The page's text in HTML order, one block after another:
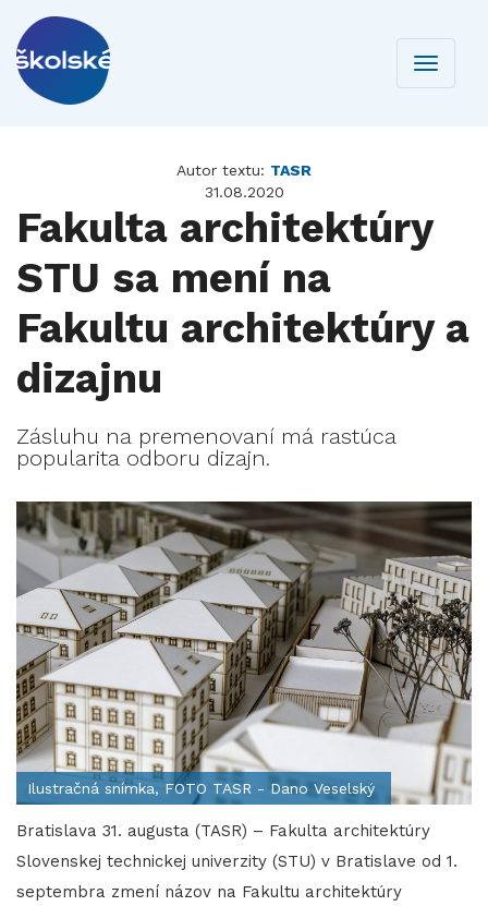
Toggle
Autor textu: TASR
31.08.2020
Fakulta architektúry
STU sa mení na
Fakultu architektúry a
dizajnu
Zásluhu na premenovaní má rastúca
popularita odboru dizajn.
Ilustračná snímka, FOTO TASR - Dano Veselský
Bratislava 31. augusta (TASR) – Fakulta architektúry
Slovenskej technickej univerzity (STU) v Bratislave od 1.
septembra zmení názov na Fakultu architektúry